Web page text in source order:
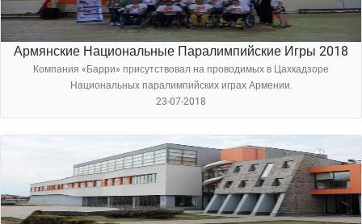
Армянские Национальные Паралимпийские Игры 2018
Компания «Барри» присутствовал на проводимых в Цахкадзоре
Национальных паралимпийских играх Армении.
23-07-2018